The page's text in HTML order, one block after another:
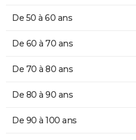
De 50 à 60 ans
De 60 à 70 ans
De 70 à 80 ans
De 80 à 90 ans
De 90 à 100 ans